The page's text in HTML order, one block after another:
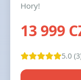
Hory!
13 999
5.0